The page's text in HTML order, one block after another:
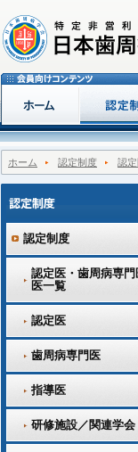
ホーム 認定制度 認
認定制度
認定医・歯周病専
医一覧
認定医
歯周病専門医
指導医
研修施設／関連学会